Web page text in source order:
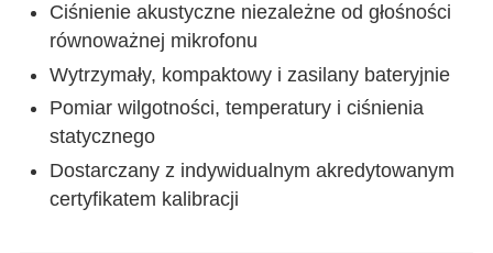
Ciśnienie akustyczne niezależne od głośności
równoważnej mikrofonu
Wytrzymały, kompaktowy i zasilany bateryjnie
Pomiar wilgotności, temperatury i ciśnienia
statycznego
Dostarczany z indywidualnym akredytowanym
certyfikatem kalibracji